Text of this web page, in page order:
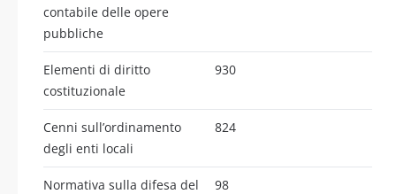
contabile delle opere
pubbliche
Elementi di diritto
costituzionale
930
Cenni sull’ordinamento
degli enti locali
824
Normativa sulla difesa del
98